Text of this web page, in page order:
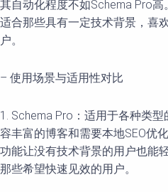
其自动化程度不如Schema Pro高
适合那些具有一定技术背景，喜
户。
– 使用场景与适用性对比
1. Schema Pro：适用于各种类
容丰富的博客和需要本地SEO优
功能让没有技术背景的用户也能
那些希望快速见效的用户。